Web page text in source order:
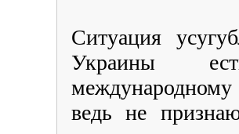
Ситуация
Украины
ведь не